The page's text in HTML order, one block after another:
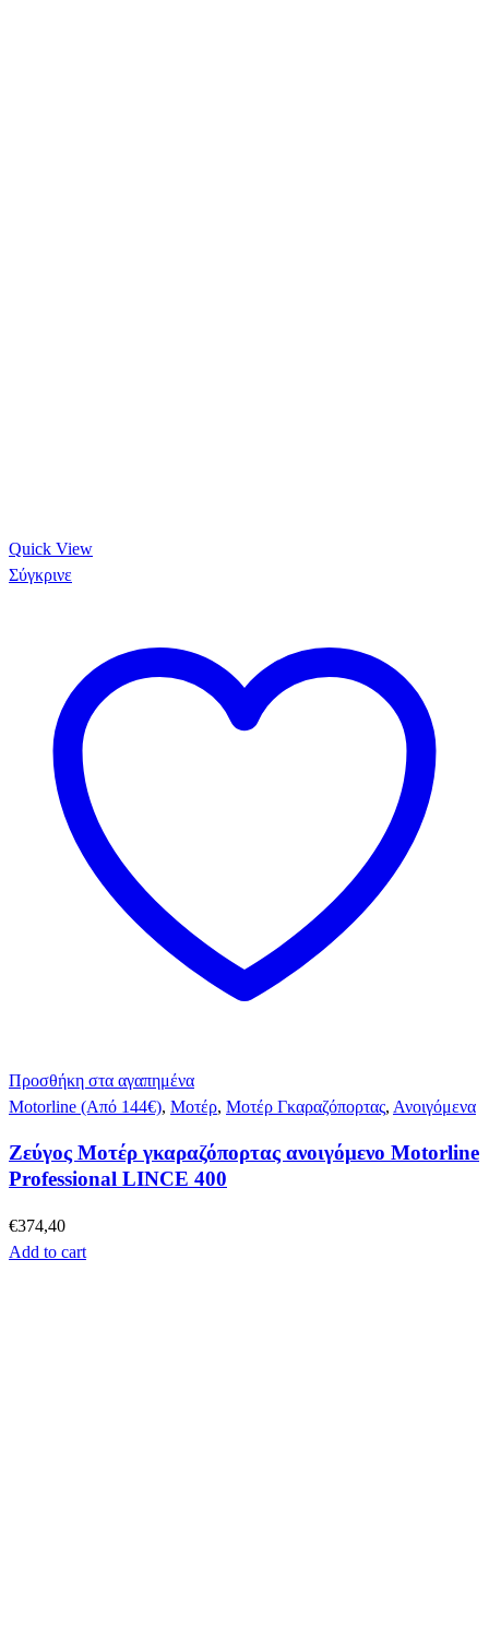
Quick View
Σύγκρινε
Προσθήκη στα αγαπημένα
Motorline (Από 144€), Μοτέρ, Μοτέρ Γκαραζόπορτας, Ανοιγόμενα
Ζεύγος Μοτέρ γκαραζόπορτας ανοιγόμενο Motorline
Professional LINCE 400
€374,40
Add to cart